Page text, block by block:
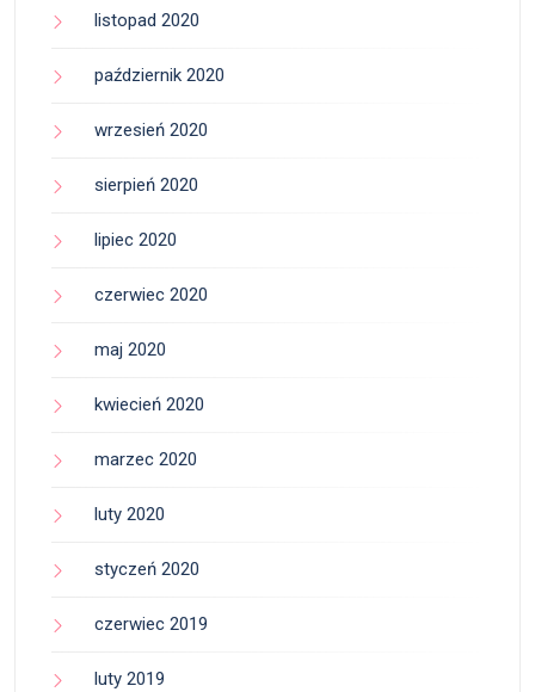
listopad 2020
październik 2020
wrzesień 2020
sierpień 2020
lipiec 2020
czerwiec 2020
maj 2020
kwiecień 2020
marzec 2020
luty 2020
styczeń 2020
czerwiec 2019
luty 2019